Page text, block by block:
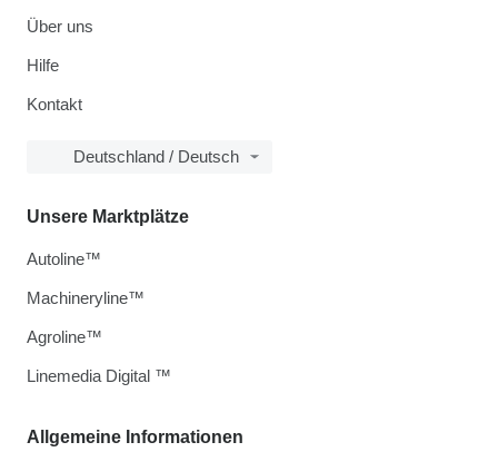
Über uns
Hilfe
Kontakt
Deutschland / Deutsch
Allgemeine Informationen
Unsere Marktplätze
Autoline™
Machineryline™
Agroline™
Linemedia Digital ™